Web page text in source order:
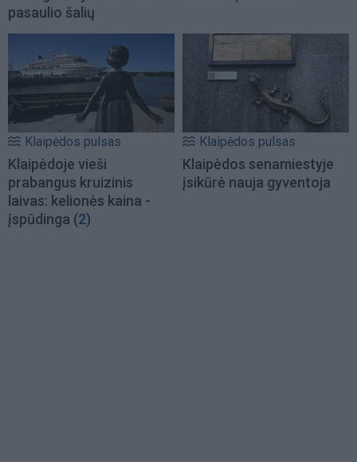
pasaulio šalių
Klaipėdos pulsas
Klaipėdoje vieši
prabangus kruizinis
laivas: kelionės kaina -
įspūdinga (2)
Klaipėdos pulsas
Klaipėdos senamiestyje
įsikūrė nauja gyventoja